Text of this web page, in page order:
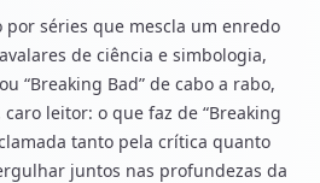
por séries que mescla um enredo
de ciência e simbologia,
“Breaking Bad” de cabo a rabo,
leitor: o que faz de “Breaking
tanto pela crítica quanto
juntos nas profundezas da